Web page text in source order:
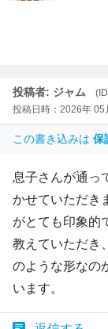
投稿者: ジャム
投稿日時：2026年 05
この書き込みは 保
息子さんが通っ
かせていただき
がとても印象的
教えていただき
のような形なの
います。